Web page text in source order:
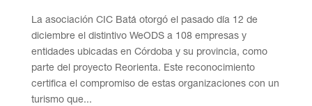
La asociación CIC Batá otorgó el pasado día 12 de
diciembre el distintivo WeODS a 108 empresas y
entidades ubicadas en Córdoba y su provincia, como
parte del proyecto Reorienta. Este reconocimiento
certifica el compromiso de estas organizaciones con un
turismo que...